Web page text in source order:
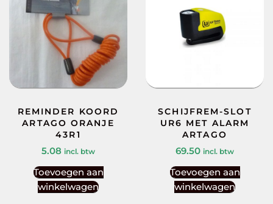
REMINDER KOORD
ARTAGO ORANJE
43R1
5.08 incl. btw
Toevoegen aan
winkelwagen
SCHIJFREM-SLOT
UR6 MET ALARM
ARTAGO
69.50 incl. btw
Toevoegen aan
winkelwagen